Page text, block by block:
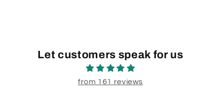
Let customers speak for us
from 161 reviews